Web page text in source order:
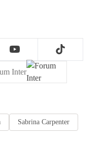
Inter
Sabrina Carpenter